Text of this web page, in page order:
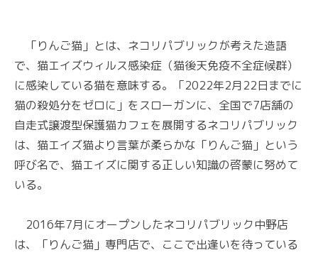
「りんご猫」とは、ネコリパブリックが考えた造語
で、猫エイズウィルス感染症（猫後天免疫不全症候群）
に感染している猫を意味する。「2022年2月22日までに
猫の殺処分をゼロに」をスローガンに、全国で7店舗の
自走式譲渡型保護猫カフェを展開するネコリパブリック
は、猫エイズ猫より言葉が柔らかな「りんご猫」という
呼び名で、猫エイズに関する正しい知識の啓蒙に努めて
いる。
2016年7月にオープンしたネコリパブリック中野店
は、「りんご猫」専門店で、ここで出逢いを待っている